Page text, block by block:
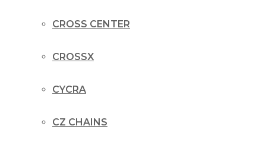
CROSS CENTER
CROSSX
CYCRA
CZ CHAINS